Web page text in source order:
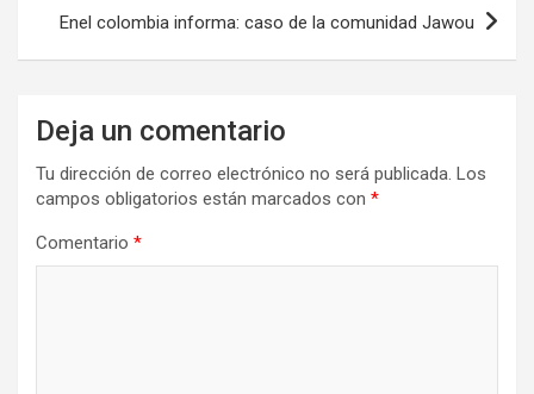
Enel colombia informa: caso de la comunidad Jawou
Deja un comentario
Tu dirección de correo electrónico no será publicada. Los
campos obligatorios están marcados con *
Comentario *